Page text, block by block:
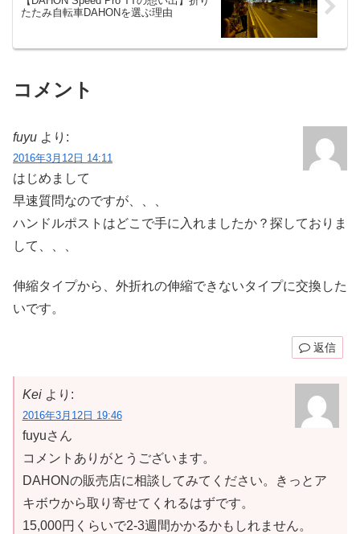
たたみ自転車DAHONを選ぶ理由
コメント
fuyu より:
2016年3月12日 14:11
はじめまして
早速質問なのですが、、、
ハンドルポストはどこで手に入れましたか？探しておりま
して、、、
伸縮タイプから、外折れの伸縮できないタイプに交換した
いです。
返信
Kei より:
2016年3月12日 19:46
fuyuさん
コメントありがとうございます。
DAHONの販売店に相談してみてください。きっとア
キボウから取り寄せてくれるはずです。
15,000円くらいで2-3週間かかるかもしれません。